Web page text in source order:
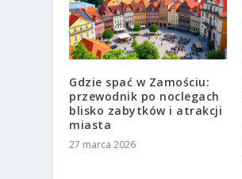
Gdzie spać w Zamościu:
przewodnik po noclegach
blisko zabytków i atrakcji
miasta
27 marca 2026